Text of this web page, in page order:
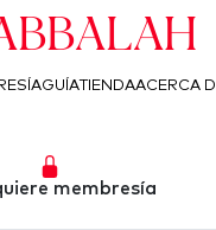
GUÍATIENDAACERCA
membresía